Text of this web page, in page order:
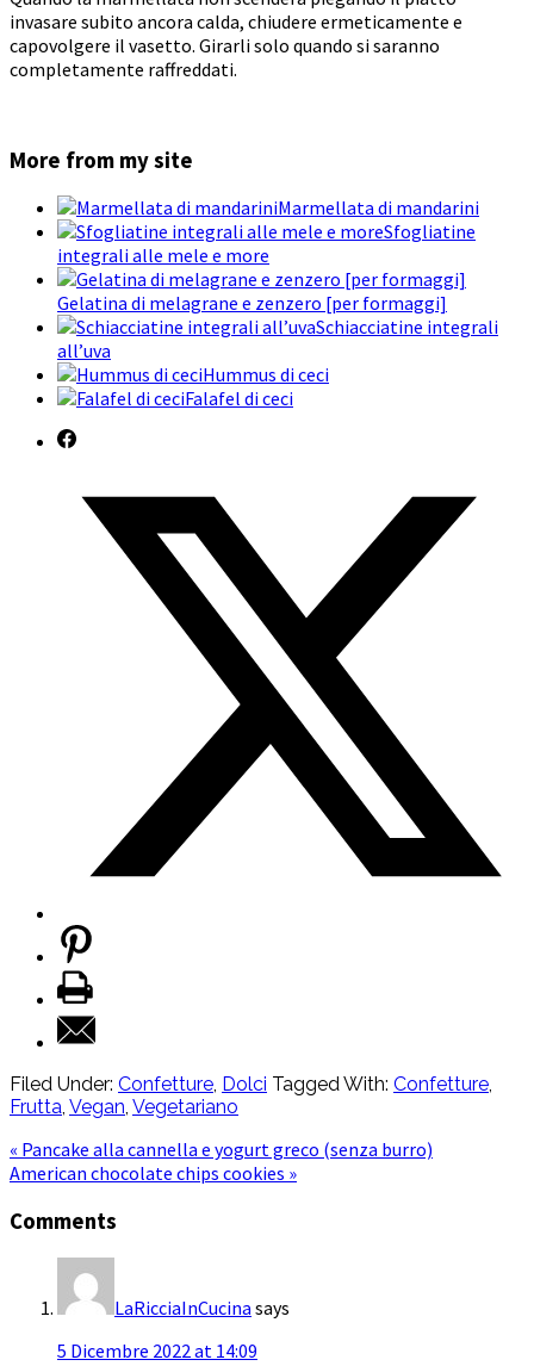
invasare subito ancora calda, chiudere ermeticamente e
capovolgere il vasetto. Girarli solo quando si saranno
completamente raffreddati.
More from my site
Marmellata di mandarini
Sfogliatine
integrali alle mele e more
Gelatina di melagrane e zenzero [per formaggi]
Schiacciatine integrali
all’uva
Hummus di ceci
Falafel di ceci
Filed Under: Confetture, Dolci Tagged With: Confetture,
Frutta, Vegan, Vegetariano
« Pancake alla cannella e yogurt greco (senza burro)
American chocolate chips cookies »
Comments
LaRicciaInCucina says
5 Dicembre 2022 at 14:09